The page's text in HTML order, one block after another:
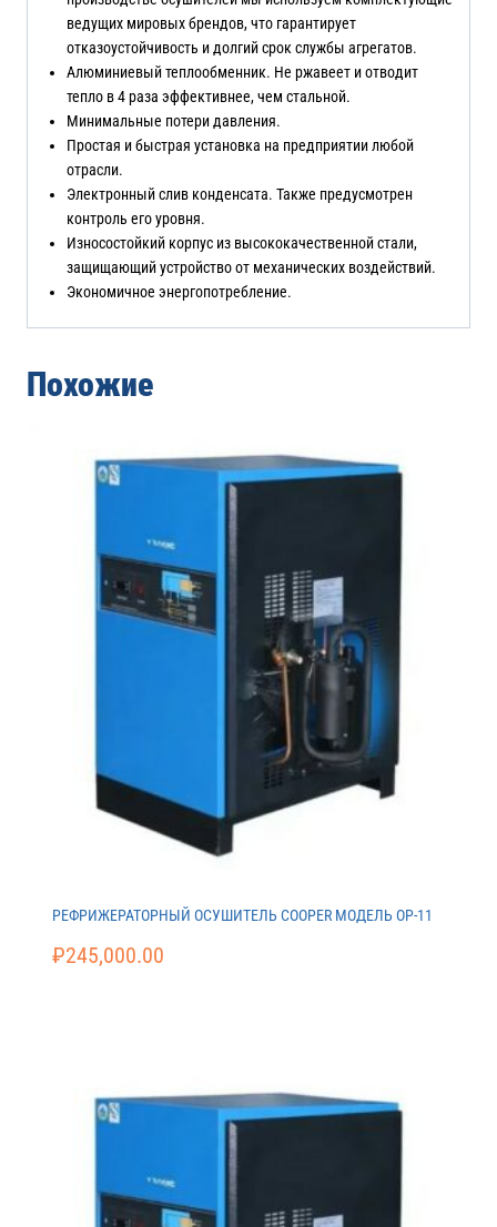
ведущих мировых брендов, что гарантирует
отказоустойчивость и долгий срок службы агрегатов.
Алюминиевый теплообменник. Не ржавеет и отводит
тепло в 4 раза эффективнее, чем стальной.
Минимальные потери давления.
Простая и быстрая установка на предприятии любой
отрасли.
Электронный слив конденсата. Также предусмотрен
контроль его уровня.
Износостойкий корпус из высококачественной стали,
защищающий устройство от механических воздействий.
Экономичное энергопотребление.
Похожие
РЕФРИЖЕРАТОРНЫЙ ОСУШИТЕЛЬ COOPER МОДЕЛЬ ОР-11
₽245,000.00